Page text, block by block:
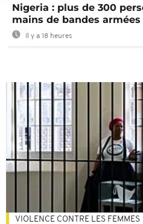
Nigeria : plus de 300
mains de bandes armées
Il y a 18 heures
VIOLENCE CONTRE LES FEMMES